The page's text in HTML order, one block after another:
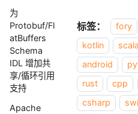
为
Protobuf/Fl
atBuffers
Schema
IDL 增加共
享/循环引用
支持
Apache
标签： fory
kotlin
scala
android
rust
cpp
csharp